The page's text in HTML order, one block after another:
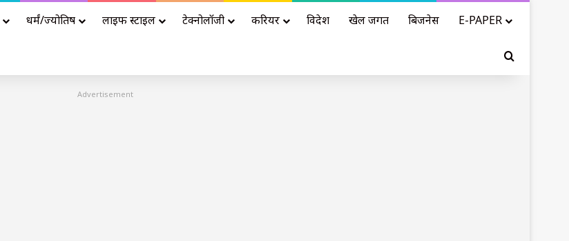
धर्मं/ज्योतिष लाइफ स्टाइल टेक्नोलॉजी करियर विदेश खेल जगत बिजनेस E-PAPER
Search for
Advertisement